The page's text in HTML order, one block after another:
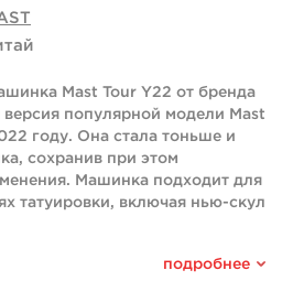
Mast Tour Y22 от бренда
популярной модели Mast
году. Она стала тоньше и
сохранив при этом
Машинка подходит для
татуировки, включая нью-скул
подробнее